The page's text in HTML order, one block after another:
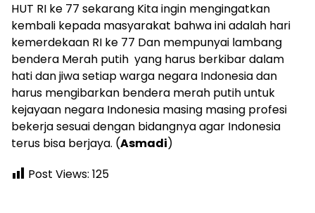
HUT RI ke 77 sekarang Kita ingin mengingatkan
kembali kepada masyarakat bahwa ini adalah hari
kemerdekaan RI ke 77 Dan mempunyai lambang
bendera Merah putih yang harus berkibar dalam
hati dan jiwa setiap warga negara Indonesia dan
harus mengibarkan bendera merah putih untuk
kejayaan negara Indonesia masing masing profesi
bekerja sesuai dengan bidangnya agar Indonesia
terus bisa berjaya. (Asmadi)
Post Views: 125